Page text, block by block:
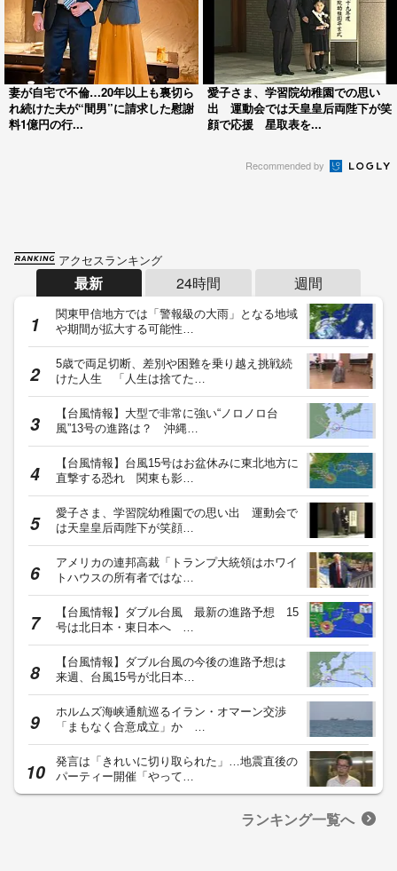
妻が自宅で不倫…20年以上も裏切ら
れ続けた夫が“間男”に請求した慰謝
料1億円の行...
愛子さま、学習院幼稚園での思い
出 運動会では天皇皇后両陛下が笑
顔で応援 星取表を...
Recommended by
アクセスランキング
最新 24時間 週間
関東甲信地方では「警報級の大雨」となる地域
や期間が拡大する可能性…
5歳で両足切断、差別や困難を乗り越え挑戦続
けた人生 「人生は捨てた…
【台風情報】大型で非常に強い“ノロノロ台
風”13号の進路は？ 沖縄…
【台風情報】台風15号はお盆休みに東北地方に
直撃する恐れ 関東も影…
愛子さま、学習院幼稚園での思い出 運動会で
は天皇皇后両陛下が笑顔…
アメリカの連邦高裁「トランプ大統領はホワイ
トハウスの所有者ではな…
【台風情報】ダブル台風 最新の進路予想 15
号は北日本・東日本へ …
【台風情報】ダブル台風の今後の進路予想は
来週、台風15号が北日本…
ホルムズ海峡通航巡るイラン・オマーン交渉
「まもなく合意成立」か …
発言は「きれいに切り取られた」…地震直後の
パーティー開催「やって…
ランキング一覧へ